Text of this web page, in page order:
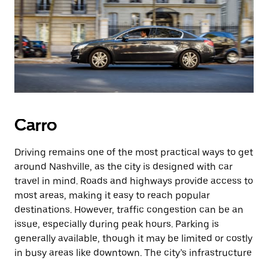
Carro
Driving remains one of the most practical ways to get
around Nashville, as the city is designed with car
travel in mind. Roads and highways provide access to
most areas, making it easy to reach popular
destinations. However, traffic congestion can be an
issue, especially during peak hours. Parking is
generally available, though it may be limited or costly
in busy areas like downtown. The city’s infrastructure